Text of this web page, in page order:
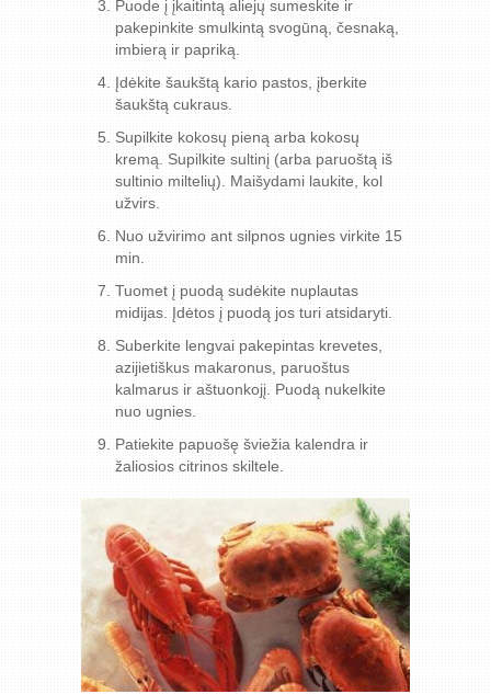
Puode į įkaitintą aliejų sumeskite ir
pakepinkite smulkintą svogūną, česnaką,
imbierą ir papriką.
Įdėkite šaukštą kario pastos, įberkite
šaukštą cukraus.
Supilkite kokosų pieną arba kokosų
kremą. Supilkite sultinį (arba paruoštą iš
sultinio miltelių). Maišydami laukite, kol
užvirs.
Nuo užvirimo ant silpnos ugnies virkite 15
min.
Tuomet į puodą sudėkite nuplautas
midijas. Įdėtos į puodą jos turi atsidaryti.
Suberkite lengvai pakepintas krevetes,
azijietiškus makaronus, paruoštus
kalmarus ir aštuonkojį. Puodą nukelkite
nuo ugnies.
Patiekite papuošę šviežia kalendra ir
žaliosios citrinos skiltele.